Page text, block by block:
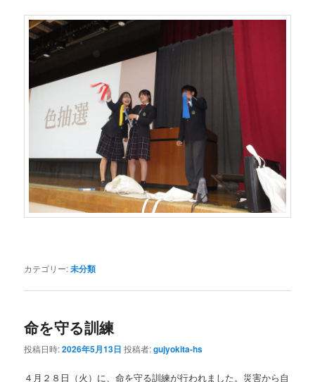
カテゴリー:未分類
命を守る訓練
投稿日時:2026年5月13日 投稿者:gujyokita-hs
４月２８日（火）に、命を守る訓練が行われました。災害から自